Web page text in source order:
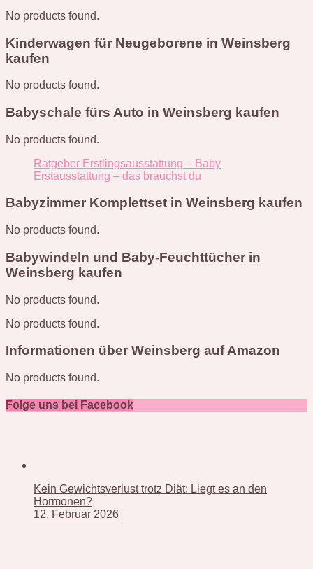
No products found.
Kinderwagen für Neugeborene in Weinsberg
kaufen
No products found.
Babyschale fürs Auto in Weinsberg kaufen
No products found.
Ratgeber Erstlingsausstattung – Baby
Erstausstattung – das brauchst du
Babyzimmer Komplettset in Weinsberg kaufen
No products found.
Babywindeln und Baby-Feuchttücher in
Weinsberg kaufen
No products found.
No products found.
Informationen über Weinsberg auf Amazon
No products found.
Folge uns bei Facebook
Kein Gewichtsverlust trotz Diät: Liegt es an den
Hormonen?
12. Februar 2026